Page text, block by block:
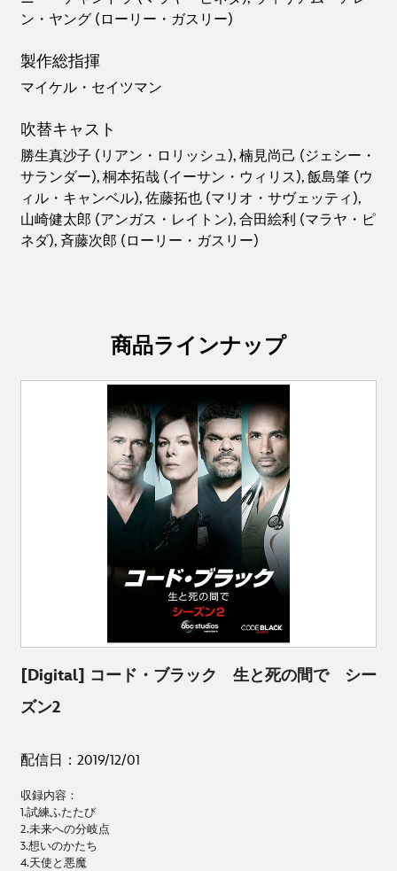
ン・ヤング (ローリー・ガスリー)
製作総指揮
マイケル・セイツマン
吹替キャスト
勝生真沙子 (リアン・ロリッシュ), 楠見尚己 (ジェシー・
サランダー), 桐本拓哉 (イーサン・ウィリス), 飯島肇 (ウ
ィル・キャンベル), 佐藤拓也 (マリオ・サヴェッティ),
山崎健太郎 (アンガス・レイトン), 合田絵利 (マラヤ・ピ
ネダ), 斉藤次郎 (ローリー・ガスリー)
商品ラインナップ
[Digital] コード・ブラック 生と死の間で シー
ズン2
配信日：2019/12/01
収録内容：
1.試練ふたたび
2.未来への分岐点
3.想いのかたち
4.天使と悪魔